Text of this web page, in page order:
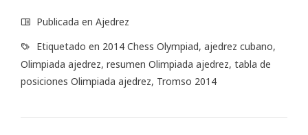
Publicada en Ajedrez
Etiquetado en 2014 Chess Olympiad, ajedrez cubano,
Olimpiada ajedrez, resumen Olimpiada ajedrez, tabla de
posiciones Olimpiada ajedrez, Tromso 2014